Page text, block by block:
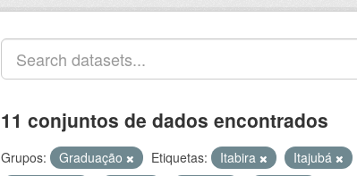
11 conjuntos de dados encontrados
Grupos: Graduação Etiquetas: Itabira
Itajubá